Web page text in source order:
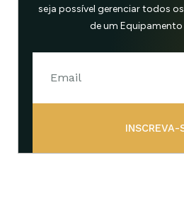
seja possível gerenciar todos
de um Equipamento
INSCREVA-